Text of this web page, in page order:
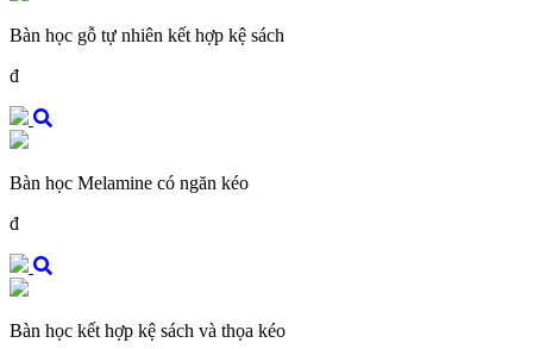
Bàn học gỗ tự nhiên kết hợp kệ sách
đ
Bàn học Melamine có ngăn kéo
đ
Bàn học kết hợp kệ sách và thọa kéo